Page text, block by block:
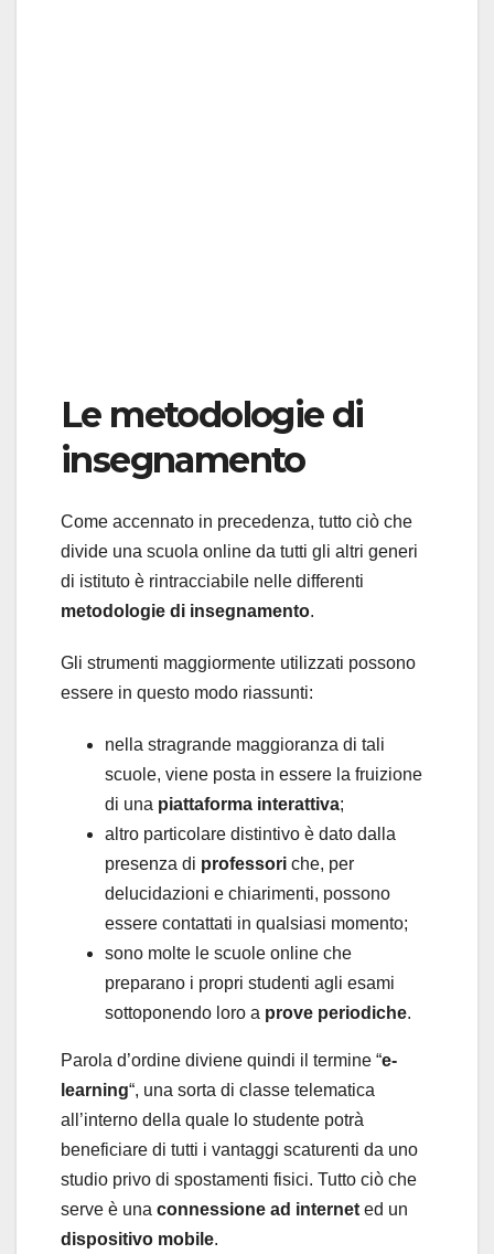
Le metodologie di
insegnamento
Come accennato in precedenza, tutto ciò che
divide una scuola online da tutti gli altri generi
di istituto è rintracciabile nelle differenti
metodologie di insegnamento.
Gli strumenti maggiormente utilizzati possono
essere in questo modo riassunti:
nella stragrande maggioranza di tali
scuole, viene posta in essere la fruizione
di una piattaforma interattiva;
altro particolare distintivo è dato dalla
presenza di professori che, per
delucidazioni e chiarimenti, possono
essere contattati in qualsiasi momento;
sono molte le scuole online che
preparano i propri studenti agli esami
sottoponendo loro a prove periodiche.
Parola d’ordine diviene quindi il termine “e-
learning“, una sorta di classe telematica
all’interno della quale lo studente potrà
beneficiare di tutti i vantaggi scaturenti da uno
studio privo di spostamenti fisici. Tutto ciò che
serve è una connessione ad internet ed un
dispositivo mobile.